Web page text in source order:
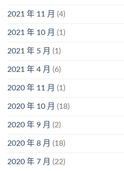
2021 年 11 月 (4)
2021 年 10 月 (1)
2021 年 5 月 (1)
2021 年 4 月 (6)
2020 年 11 月 (1)
2020 年 10 月 (18)
2020 年 9 月 (2)
2020 年 8 月 (18)
2020 年 7 月 (22)